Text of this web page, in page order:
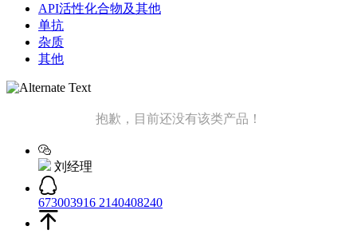
API活性化合物及其他
单抗
杂质
其他
抱歉，目前还没有该类产品！
刘经理
673003916 2140408240